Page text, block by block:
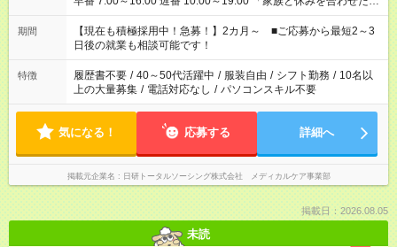
い」 「余裕を持って夕飯の準備がしたい」 「できれば残業はし
たくない」 など、ご希望を教えてくださいね。 ※Wワーク希望
の方へ 今ご覧のお仕事で希望する勤務時間と、もう1つのお仕事
の勤務時間。 合計で週40時間を超える場合は応募できません。
期間
【現在も積極採用中！急募！】2カ月～ ■ご応募から最短2～3
日後の就業も相談可能です！
特徴 履歴書不要 / 40～50代活躍中 / 服装自由 / シフト勤務 / 10名以
上の大量募集 / 電話対応なし / パソコンスキル不要
気になる！ 応募する 詳細へ
掲載元企業名 日研トータルソーシング株式会社 メディカルケア事業部
掲載日：2026.08.05
未読